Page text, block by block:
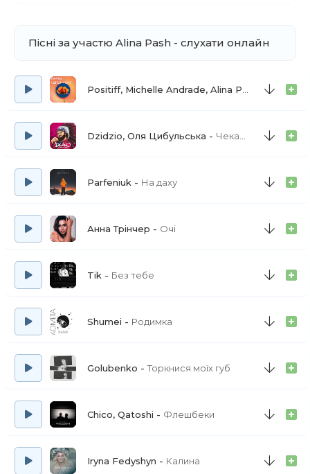
Пісні за участю Alina Pash - слухати онлайн
Перед
Dzidzio, Оля Цибульська Чекаю. Цьом
Parfeniuk На даху
Анна Трінчер Очі
Tik Без тебе
Shumei Родимка
Golubenko Торкнися моїх губ
Chico, Qatoshi Флешбеки
Iryna Fedyshyn Калина